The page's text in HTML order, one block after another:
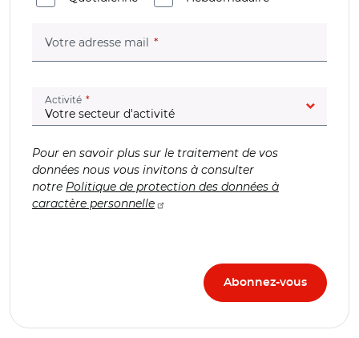
Votre adresse mail (champ obligatoire)
Activité (champ obligatoire)
Pour en savoir plus sur le traitement de vos
données nous vous invitons à consulter
notre Politique de protection des données à
caractère personnelle